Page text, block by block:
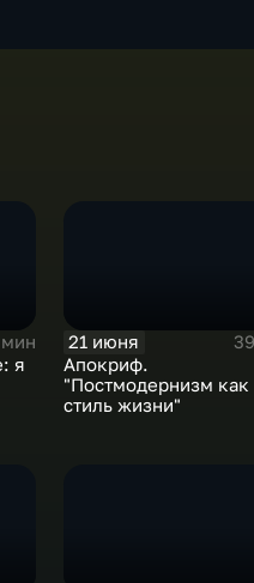
я
21 июня
Апокриф.
"Постмодернизм как
стиль жизни"